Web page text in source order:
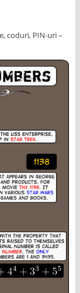
coduri, PIN-uri –